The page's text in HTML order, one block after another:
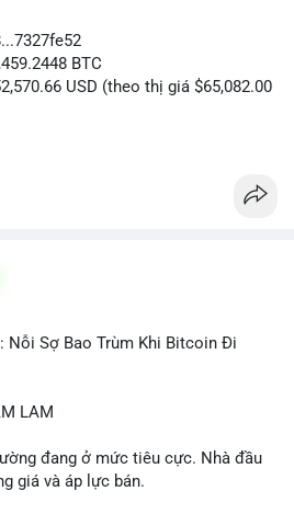
BTC
USD (theo thị giá $65,082.00
đương hơn 160 triệu USD được
này có thể phục vụ mục đích tái
lạnh để nắm giữ dài hạn, hoặc
lực tâm lý ngắn hạn lên thị trường
về khả năng bán tháo. Tuy nhiên,
nhỏ lẻ:
tiếp theo từ địa chỉ ví nguồn để
Nỗi Sợ Bao Trùm Khi Bitcoin Đi
LAM
đang ở mức tiêu cực. Nhà đầu
giá và áp lực bán.